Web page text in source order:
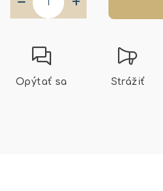
Opýtať sa Strážiť